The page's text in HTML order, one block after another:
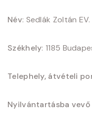
Név: Sedlák Zoltán EV.
Székhely: 1185
Telephely, átvételi
Nyilvántartásba